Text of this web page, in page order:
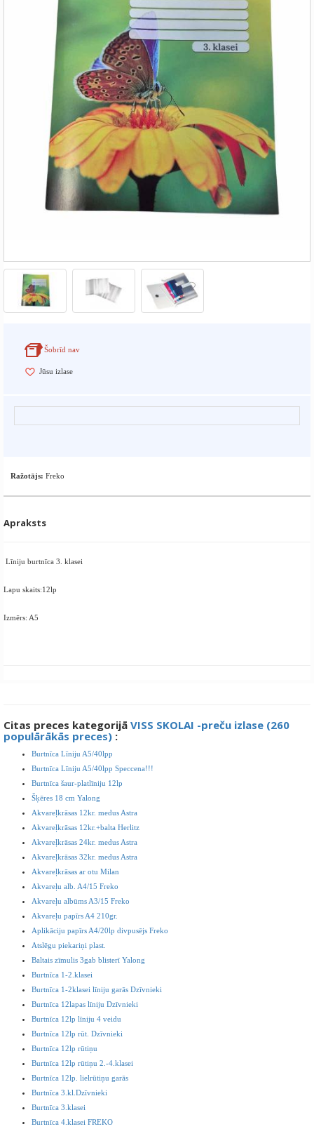
Šobrīd nav
Jūsu izlase
Ražotājs: Freko
Apraksts
Līniju burtnīca 3. klasei
Lapu skaits:12lp
Izmērs: A5
Citas preces kategorijā VISS SKOLAI -preču izlase (260
populārākās preces) :
Burtnīca Līniju A5/40lpp
Burtnīca Līniju A5/40lpp Speccena!!!
Burtnīca šaur-platlīniju 12lp
Šķēres 18 cm Yalong
Akvareļkrāsas 12kr. medus Astra
Akvareļkrāsas 12kr.+balta Herlitz
Akvareļkrāsas 24kr. medus Astra
Akvareļkrāsas 32kr. medus Astra
Akvareļkrāsas ar otu Milan
Akvareļu alb. A4/15 Freko
Akvareļu albūms A3/15 Freko
Akvareļu papīrs A4 210gr.
Aplikāciju papīrs A4/20lp divpusējs Freko
Atslēgu piekariņi plast.
Baltais zīmulis 3gab blisterī Yalong
Burtnīca 1-2.klasei
Burtnīca 1-2klasei līniju garās Dzīvnieki
Burtnīca 12lapas līniju Dzīvnieki
Burtnīca 12lp līniju 4 veidu
Burtnīca 12lp rūt. Dzīvnieki
Burtnīca 12lp rūtiņu
Burtnīca 12lp rūtiņu 2.-4.klasei
Burtnīca 12lp. lielrūtiņu garās
Burtnīca 3.kl.Dzīvnieki
Burtnīca 3.klasei
Burtnīca 4.klasei FREKO